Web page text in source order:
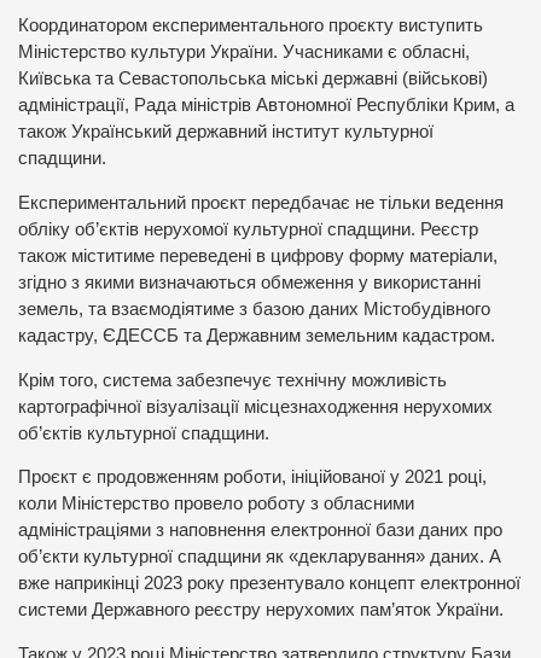
Координатором експериментального проєкту виступить
Міністерство культури України. Учасниками є обласні,
Київська та Севастопольська міські державні (військові)
адміністрації, Рада міністрів Автономної Республіки Крим, а
також Український державний інститут культурної
спадщини.
Експериментальний проєкт передбачає не тільки ведення
обліку об’єктів нерухомої культурної спадщини. Реєстр
також міститиме переведені в цифрову форму матеріали,
згідно з якими визначаються обмеження у використанні
земель, та взаємодіятиме з базою даних Містобудівного
кадастру, ЄДЕССБ та Державним земельним кадастром.
Крім того, система забезпечує технічну можливість
картографічної візуалізації місцезнаходження нерухомих
об’єктів культурної спадщини.
Проєкт є продовженням роботи, ініційованої у 2021 році,
коли Міністерство провело роботу з обласними
адміністраціями з наповнення електронної бази даних про
об’єкти культурної спадщини як «декларування» даних. А
вже наприкінці 2023 року презентувало концепт електронної
системи Державного реєстру нерухомих пам’яток України.